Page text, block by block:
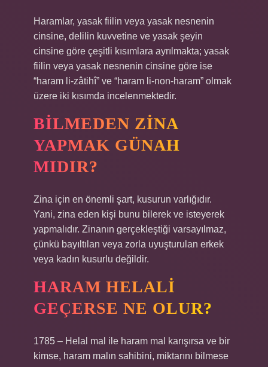
Haramlar, yasak fiilin veya yasak nesnenin
cinsine, delilin kuvvetine ve yasak şeyin
cinsine göre çeşitli kısımlara ayrılmakta; yasak
fiilin veya yasak nesnenin cinsine göre ise
“haram li-zâtihî” ve “haram li-non-haram” olmak
üzere iki kısımda incelenmektedir.
BILMEDEN ZINA
YAPMAK GÜNAH
MIDIR?
Zina için en önemli şart, kusurun varlığıdır.
Yani, zina eden kişi bunu bilerek ve isteyerek
yapmalıdır. Zinanın gerçekleştiği varsayılmaz,
çünkü bayıltılan veya zorla uyuşturulan erkek
veya kadın kusurlu değildir.
HARAM HELALI
GEÇERSE NE OLUR?
1785 – Helal mal ile haram mal karışırsa ve bir
kimse, haram malın sahibini, miktarını bilmese